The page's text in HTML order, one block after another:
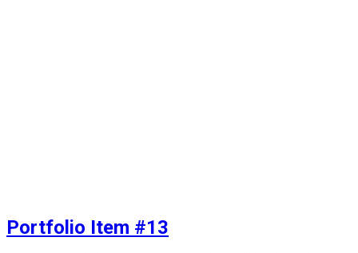
Portfolio Item #13